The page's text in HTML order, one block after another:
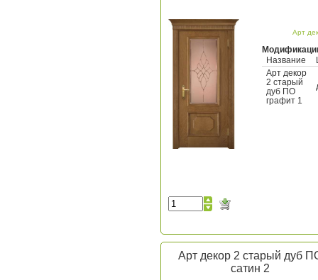
Арт
Название
Арт декор
2 старый
дуб ПО
графит 1
Арт декор 2 старый дуб
сатин 2